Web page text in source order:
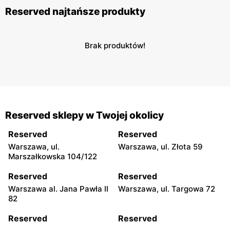
Reserved najtańsze produkty
Brak produktów!
Reserved sklepy w Twojej okolicy
Reserved
Warszawa, ul.
Marszałkowska 104/122
Reserved
Warszawa, ul. Złota 59
Reserved
Warszawa al. Jana Pawła II
82
Reserved
Warszawa, ul. Targowa 72
Reserved Reserved